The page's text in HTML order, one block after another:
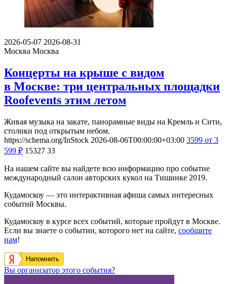
2026-05-07 2026-08-31
Москва Москва
Концерты на крыше с видом
в Москве: три центральных площадки
Roofevents этим летом
Живая музыка на закате, панорамные виды на Кремль и Сити,
столики под открытым небом.
https://schema.org/InStock 2026-08-06T00:00:00+03:00 3599 от 3
599 ₽ 15327 33
На нашем сайте вы найдете всю информацию про событие
международный салон авторских кукол на Тишинке 2019.
Кудамоскоу — это интерактивная афиша самых интересных
событий Москвы.
Кудамоскоу в курсе всех событий, которые пройдут в Москве.
Если вы знаете о событии, которого нет на сайте, сообщите
нам!
Напомнить
Вы организатор этого события?